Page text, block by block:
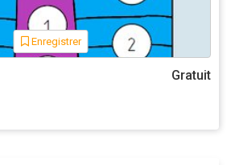
Enregistrer
Gratuit